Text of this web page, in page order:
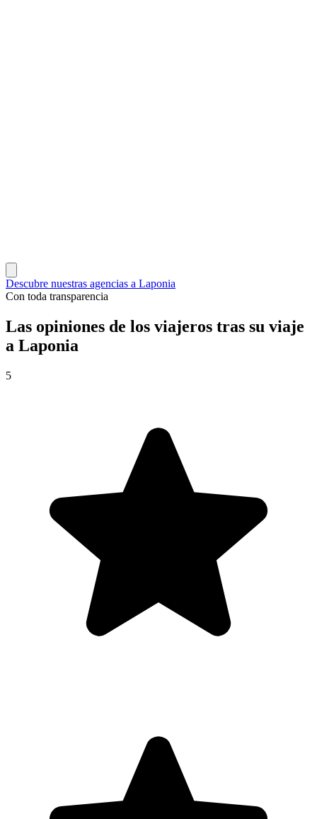
Descubre nuestras agencias a Laponia
Con toda transparencia
Las opiniones de los viajeros tras su viaje
a Laponia
5